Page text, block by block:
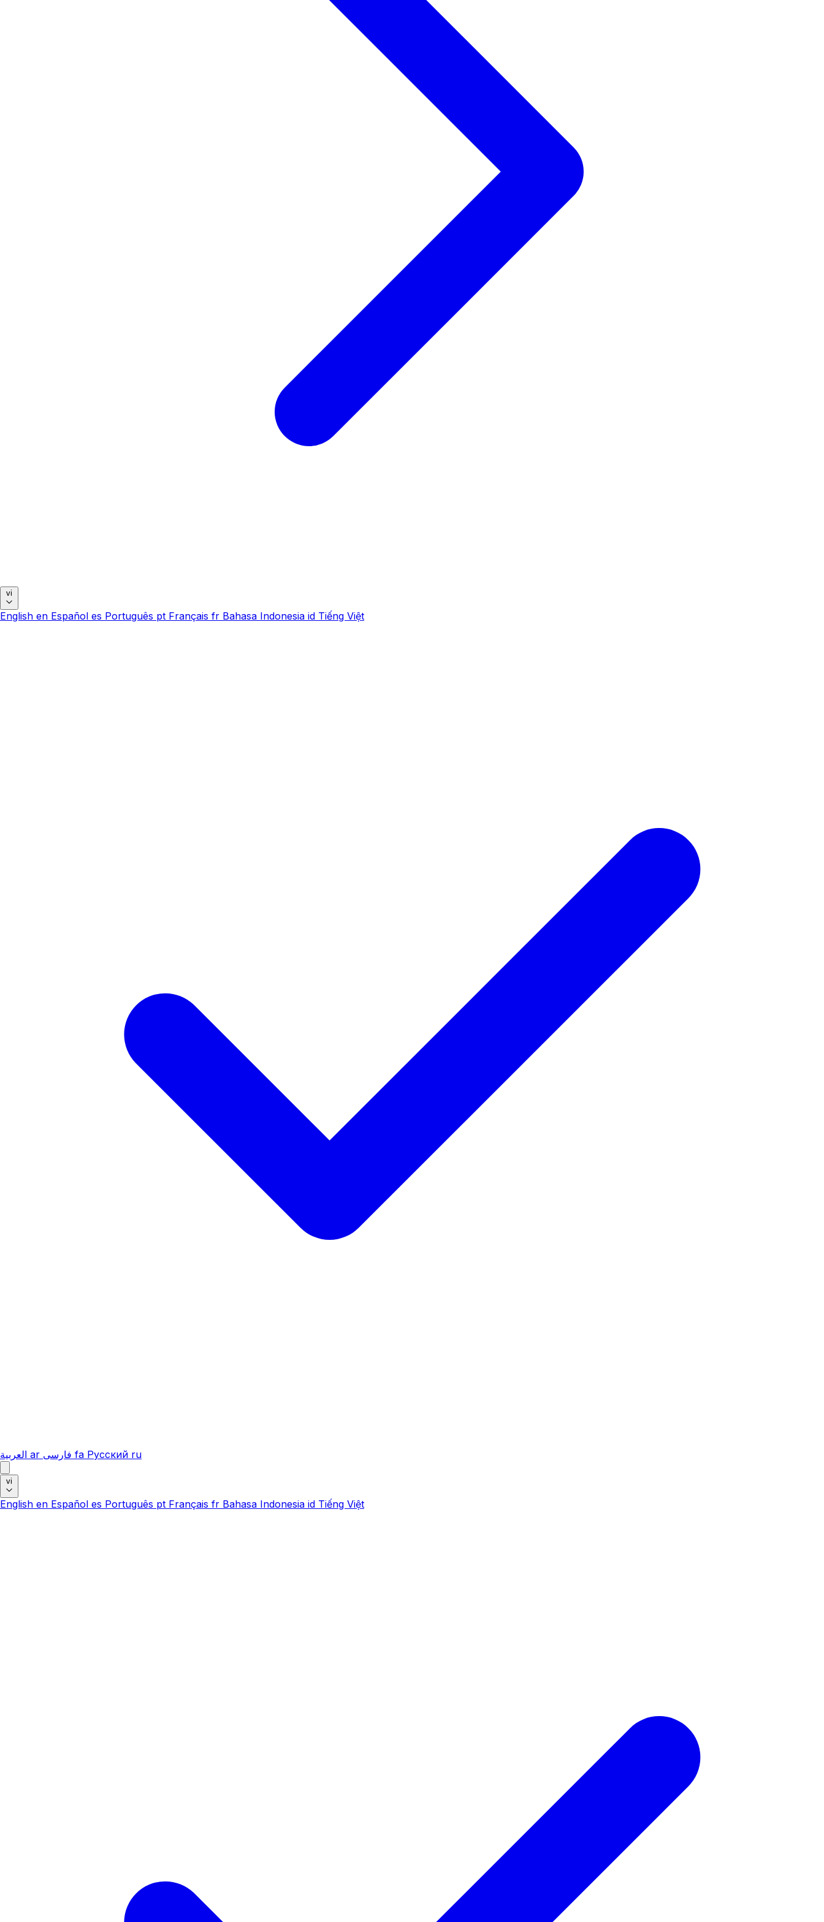
vi
English en Español es Português pt Français fr Bahasa Indonesia id Tiếng Việt
العربية ar فارسی fa Русский ru
vi
English en Español es Português pt Français fr Bahasa Indonesia id Tiếng Việt